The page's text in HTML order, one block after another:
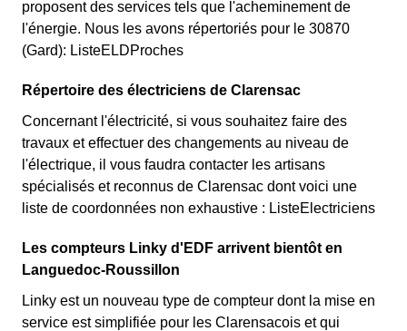
proposent des services tels que l'acheminement de
l'énergie. Nous les avons répertoriés pour le 30870
(Gard): ListeELDProches
Répertoire des électriciens de Clarensac
Concernant l'électricité, si vous souhaitez faire des
travaux et effectuer des changements au niveau de
l'électrique, il vous faudra contacter les artisans
spécialisés et reconnus de Clarensac dont voici une
liste de coordonnées non exhaustive : ListeElectriciens
Les compteurs Linky d'EDF arrivent bientôt en
Languedoc-Roussillon
Linky est un nouveau type de compteur dont la mise en
service est simplifiée pour les Clarensacois et qui